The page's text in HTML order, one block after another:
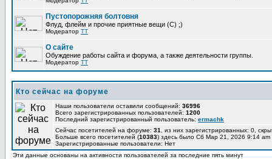
Пустопорожняя болтовня
Флуд, флейм и прочие приятные вещи (C) ;)
Модератор TT
О сайте
Обуждение работы сайта и форума, а также деятельности группы.
Модератор TT
Кто сейчас на форуме
Наши пользователи оставили сообщений: 36996
Всего зарегистрированных пользователей: 1200
Последний зарегистрированный пользователь: ermachk
Сейчас посетителей на форуме: 31
, из них зарегистрированных: 0,
Больше всего посетителей (10383) здесь было Сб Мар 21, 2026 9:14 am
Зарегистрированные пользователи: Нет
Эти данные основаны на активности пользователей за последние пять минут